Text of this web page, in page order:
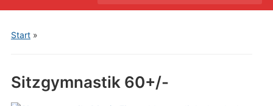
menu
Start»
Sitzgymnastik 60+/-